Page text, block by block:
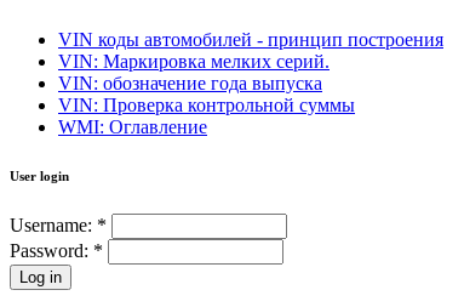
VIN коды автомобилей - принцип построения
VIN: Маркировка мелких серий.
VIN: обозначение года выпуска
VIN: Проверка контрольной суммы
WMI: Оглавление
User login
Username: *
Password: *